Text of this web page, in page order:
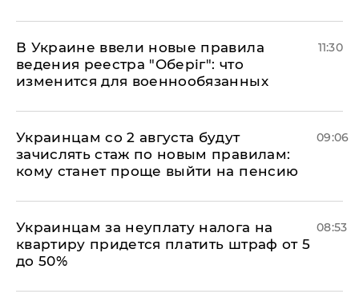
В Украине ввели новые правила
ведения реестра "Оберіг": что
изменится для военнообязанных
11:30
Украинцам со 2 августа будут
зачислять стаж по новым правилам:
кому станет проще выйти на пенсию
09:06
Украинцам за неуплату налога на
квартиру придется платить штраф от 5
до 50%
08:53